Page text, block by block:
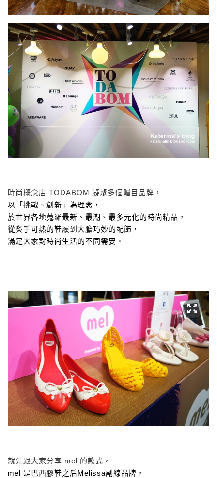
時尚概念店 TODABOM 凝聚多個矚目品牌，
以「挑戰、創新」為理念，
於世界各地蒐羅最新、最潮、最多元化的時尚精品，
從炙手可熱的鞋履到大膽巧妙的配飾，
滿足大家對時尚生活的不同需要。
就先跟大家分享 mel 的款式，
mel 是巴西膠鞋之后Melissa副線品牌，